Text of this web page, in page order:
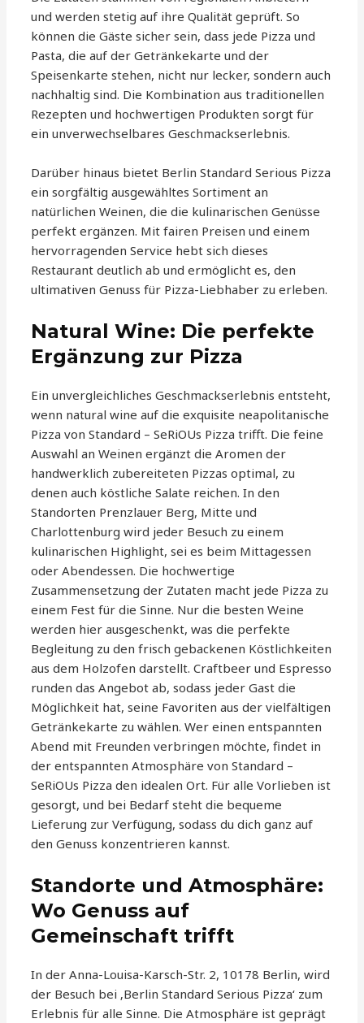
und werden stetig auf ihre Qualität geprüft. So
können die Gäste sicher sein, dass jede Pizza und
Pasta, die auf der Getränkekarte und der
Speisenkarte stehen, nicht nur lecker, sondern auch
nachhaltig sind. Die Kombination aus traditionellen
Rezepten und hochwertigen Produkten sorgt für
ein unverwechselbares Geschmackserlebnis.
Darüber hinaus bietet Berlin Standard Serious Pizza
ein sorgfältig ausgewähltes Sortiment an
natürlichen Weinen, die die kulinarischen Genüsse
perfekt ergänzen. Mit fairen Preisen und einem
hervorragenden Service hebt sich dieses
Restaurant deutlich ab und ermöglicht es, den
ultimativen Genuss für Pizza-Liebhaber zu erleben.
Natural Wine: Die perfekte
Ergänzung zur Pizza
Ein unvergleichliches Geschmackserlebnis entsteht,
wenn natural wine auf die exquisite neapolitanische
Pizza von Standard – SeRiOUs Pizza trifft. Die feine
Auswahl an Weinen ergänzt die Aromen der
handwerklich zubereiteten Pizzas optimal, zu
denen auch köstliche Salate reichen. In den
Standorten Prenzlauer Berg, Mitte und
Charlottenburg wird jeder Besuch zu einem
kulinarischen Highlight, sei es beim Mittagessen
oder Abendessen. Die hochwertige
Zusammensetzung der Zutaten macht jede Pizza zu
einem Fest für die Sinne. Nur die besten Weine
werden hier ausgeschenkt, was die perfekte
Begleitung zu den frisch gebackenen Köstlichkeiten
aus dem Holzofen darstellt. Craftbeer und Espresso
runden das Angebot ab, sodass jeder Gast die
Möglichkeit hat, seine Favoriten aus der vielfältigen
Getränkekarte zu wählen. Wer einen entspannten
Abend mit Freunden verbringen möchte, findet in
der entspannten Atmosphäre von Standard –
SeRiOUs Pizza den idealen Ort. Für alle Vorlieben ist
gesorgt, und bei Bedarf steht die bequeme
Lieferung zur Verfügung, sodass du dich ganz auf
den Genuss konzentrieren kannst.
Standorte und Atmosphäre:
Wo Genuss auf
Gemeinschaft trifft
In der Anna-Louisa-Karsch-Str. 2, 10178 Berlin, wird
der Besuch bei ‚Berlin Standard Serious Pizza‘ zum
Erlebnis für alle Sinne. Die Atmosphäre ist geprägt